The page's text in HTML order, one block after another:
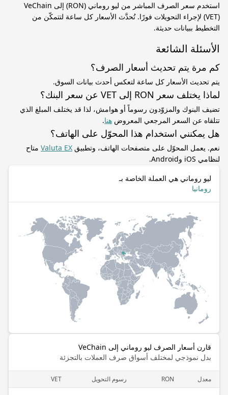
استخدم سعر الصرف المباشر من ليو روماني (RON) إلى VeChain
(VET) لإجراء التحويلات فورًا. تُحدَّث الأسعار كل ساعة لتتمكّن من
التخطيط ببيانات حديثة.
الأسئلة الشائعة
كم مرة يتم تحديث أسعار الصرف؟
يتم تحديث الأسعار كل ساعة لتعكس أحدث بيانات السوق.
لماذا يختلف سعر RON إلى VET عن سعر البنك؟
تضيف البنوك والمزوّدون رسوماً أو هوامش، لذا قد يختلف المبلغ الذي
تتلقاه عن السعر المرجعي المعروض هنا.
هل يمكنني استخدام هذا المحوّل على الهاتف؟
نعم. يعمل المحوّل على متصفحات الهاتف، وتطبيق Valuta EX متاح
لنظامي iOS وAndroid.
ليو روماني هي العملة الخاصة بـ
رومانيا
قارن أسعار الصرف ليو روماني إلى VeChain
بدل نموذجي لمختلف أسواق صرف العملات بالتجزئة
معدل RON رسوم التحويل VET